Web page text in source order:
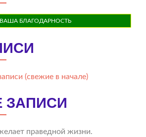
ВАША БЛАГОДАРНОСТЬ
(свежие в начале)
ЗАПИСИ
праведной жизни.